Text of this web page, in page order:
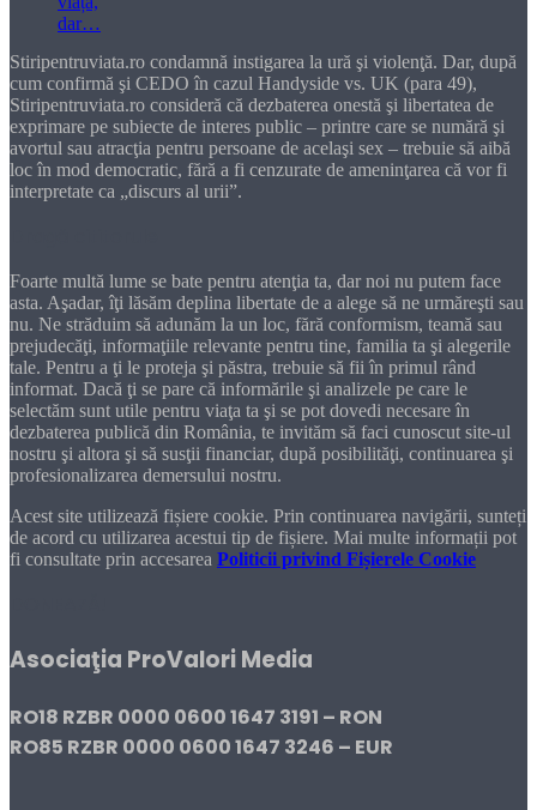
Stiripentruviata.ro condamnă instigarea la ură şi violenţă. Dar, după
cum confirmă şi CEDO în cazul Handyside vs. UK (para 49),
Stiripentruviata.ro consideră că dezbaterea onestă şi libertatea de
exprimare pe subiecte de interes public – printre care se numără şi
avortul sau atracţia pentru persoane de acelaşi sex – trebuie să aibă
loc în mod democratic, fără a fi cenzurate de ameninţarea că vor fi
interpretate ca „discurs al urii”.
Foarte multă lume se bate pentru atenţia ta, dar noi nu putem face
asta. Aşadar, îţi lăsăm deplina libertate de a alege să ne urmăreşti sau
nu. Ne străduim să adunăm la un loc, fără conformism, teamă sau
prejudecăţi, informaţiile relevante pentru tine, familia ta şi alegerile
tale. Pentru a ţi le proteja şi păstra, trebuie să fii în primul rând
informat. Dacă ţi se pare că informările şi analizele pe care le
selectăm sunt utile pentru viaţa ta şi se pot dovedi necesare în
dezbaterea publică din România, te invităm să faci cunoscut site-ul
nostru şi altora şi să susţii financiar, după posibilităţi, continuarea şi
profesionalizarea demersului nostru.
Acest site utilizează fișiere cookie. Prin continuarea navigării, sunteți
de acord cu utilizarea acestui tip de fișiere. Mai multe informații pot
fi consultate prin accesarea Politicii privind Fișierele Cookie
Asociaţia ProValori Media
RO18 RZBR 0000 0600 1647 3191 – RON
RO85 RZBR 0000 0600 1647 3246 – EUR